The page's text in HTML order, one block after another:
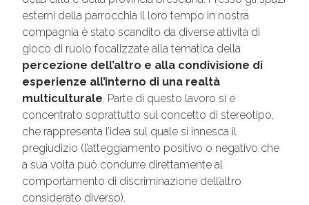
esterni della parrocchia il loro tempo in nostra
compagnia è stato scandito da diverse attività di
gioco di ruolo focalizzate alla tematica della
percezione dell’altro e alla condivisione di
esperienze all’interno di una realtà
multiculturale. Parte di questo lavoro si è
concentrato soprattutto sul concetto di stereotipo,
che rappresenta l’idea sul quale si innesca il
pregiudizio (l’atteggiamento positivo o negativo che
a sua volta può condurre direttamente al
comportamento di discriminazione dell’altro
considerato diverso).